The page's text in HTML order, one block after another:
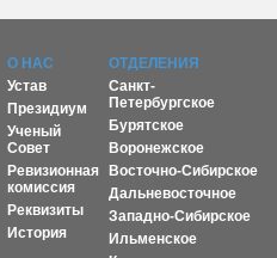
О НАС
Устав
Президиум
Ученый
Совет
Ревизионная
комиссия
Реквизиты
История
ОТДЕЛЕНИЯ
Санкт-
Петербургское
Бурятское
Воронежское
Восточно-Сибирское
Дальневосточное
Западно-Сибирское
Ильменское